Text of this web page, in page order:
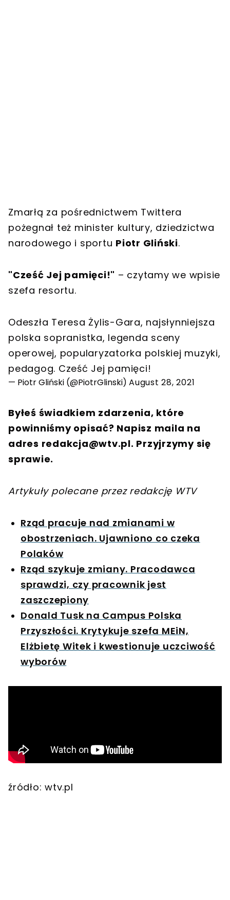
Zmarłą za pośrednictwem Twittera
pożegnał też minister kultury, dziedzictwa
narodowego i sportu Piotr Gliński.
"Cześć Jej pamięci!" – czytamy we wpisie
szefa resortu.
Odeszła Teresa Żylis-Gara, najsłynniejsza
polska sopranistka, legenda sceny
operowej, popularyzatorka polskiej muzyki,
pedagog. Cześć Jej pamięci!
— Piotr Gliński (@PiotrGlinski) August 28, 2021
Byłeś świadkiem zdarzenia, które
powinniśmy opisać? Napisz maila na
adres redakcja@wtv.pl. Przyjrzymy się
sprawie.
Artykuły polecane przez redakcję WTV
Rząd pracuje nad zmianami w
obostrzeniach. Ujawniono co czeka
Polaków
Rząd szykuje zmiany. Pracodawca
sprawdzi, czy pracownik jest
zaszczepiony
Donald Tusk na Campus Polska
Przyszłości. Krytykuje szefa MEiN,
Elżbietę Witek i kwestionuje uczciwość
wyborów
źródło: wtv.pl